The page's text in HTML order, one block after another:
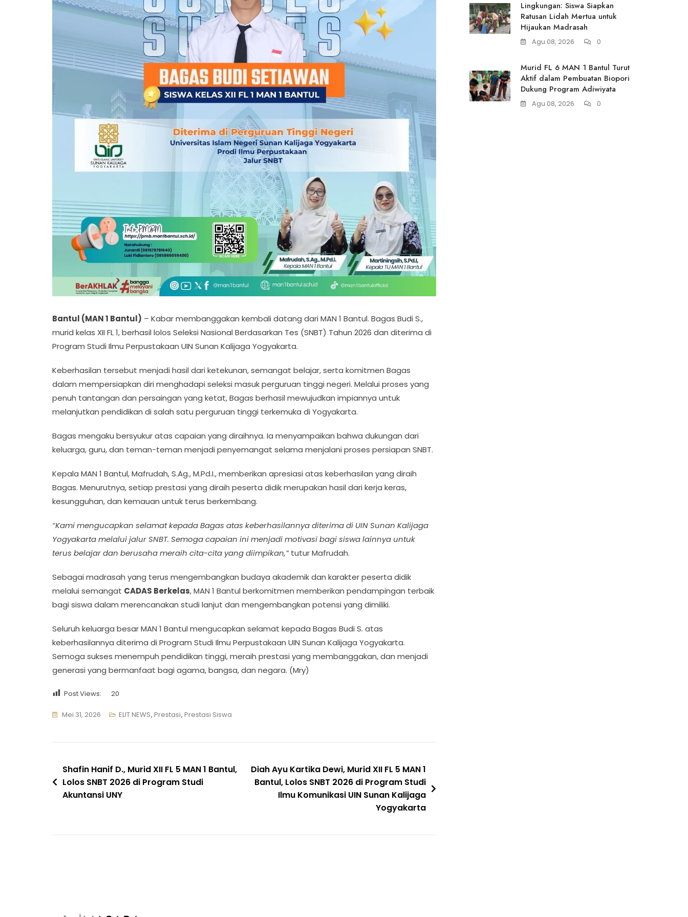
Bantul (MAN 1 Bantul) – Kabar membanggakan kembali datang dari MAN 1 Bantul. Bagas Budi S.,
murid kelas XII FL 1, berhasil lolos Seleksi Nasional Berdasarkan Tes (SNBT) Tahun 2026 dan diterima di
Program Studi Ilmu Perpustakaan UIN Sunan Kalijaga Yogyakarta.
Keberhasilan tersebut menjadi hasil dari ketekunan, semangat belajar, serta komitmen Bagas
dalam mempersiapkan diri menghadapi seleksi masuk perguruan tinggi negeri. Melalui proses yang
penuh tantangan dan persaingan yang ketat, Bagas berhasil mewujudkan impiannya untuk
melanjutkan pendidikan di salah satu perguruan tinggi terkemuka di Yogyakarta.
Bagas mengaku bersyukur atas capaian yang diraihnya. Ia menyampaikan bahwa dukungan dari
keluarga, guru, dan teman-teman menjadi penyemangat selama menjalani proses persiapan SNBT.
Kepala MAN 1 Bantul, Mafrudah, S.Ag., M.Pd.I., memberikan apresiasi atas keberhasilan yang diraih
Bagas. Menurutnya, setiap prestasi yang diraih peserta didik merupakan hasil dari kerja keras,
kesungguhan, dan kemauan untuk terus berkembang.
“Kami mengucapkan selamat kepada Bagas atas keberhasilannya diterima di UIN Sunan Kalijaga
Yogyakarta melalui jalur SNBT. Semoga capaian ini menjadi motivasi bagi siswa lainnya untuk
terus belajar dan berusaha meraih cita-cita yang diimpikan,”tutur Mafrudah.
Sebagai madrasah yang terus mengembangkan budaya akademik dan karakter peserta didik
melalui semangat CADAS Berkelas, MAN 1 Bantul berkomitmen memberikan pendampingan terbaik
bagi siswa dalam merencanakan studi lanjut dan mengembangkan potensi yang dimiliki.
Seluruh keluarga besar MAN 1 Bantul mengucapkan selamat kepada Bagas Budi S. atas
keberhasilannya diterima di Program Studi Ilmu Perpustakaan UIN Sunan Kalijaga Yogyakarta.
Semoga sukses menempuh pendidikan tinggi, meraih prestasi yang membanggakan, dan menjadi
generasi yang bermanfaat bagi agama, bangsa, dan negara. (Mry)
Post Views: 20
Mei 31, 2026 ELIT NEWS, Prestasi, Prestasi Siswa
Navigasi
pos
Shafin Hanif D., Murid XII FL 5 MAN 1 Bantul,
Lolos SNBT 2026 di Program Studi
Akuntansi UNY
Diah Ayu Kartika Dewi, Murid XII FL 5 MAN 1
Bantul, Lolos SNBT 2026 di Program Studi
Ilmu Komunikasi UIN Sunan Kalijaga
Yogyakarta
Lingkungan: Siswa Siapkan
Ratusan Lidah Mertua untuk
Hijaukan Madrasah
Agu 08, 2026 0
Murid FL 6 MAN 1 Bantul Turut
Aktif dalam Pembuatan Biopori
Dukung Program Adiwiyata
Agu 08, 2026 0